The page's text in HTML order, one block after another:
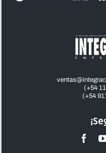
(+54
(+54